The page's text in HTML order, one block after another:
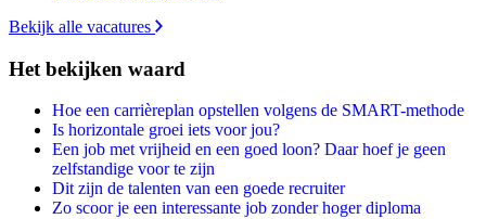
Bekijk alle vacatures
Het bekijken waard
Hoe een carrièreplan opstellen volgens de SMART-methode
Is horizontale groei iets voor jou?
Een job met vrijheid en een goed loon? Daar hoef je geen
zelfstandige voor te zijn
Dit zijn de talenten van een goede recruiter
Zo scoor je een interessante job zonder hoger diploma